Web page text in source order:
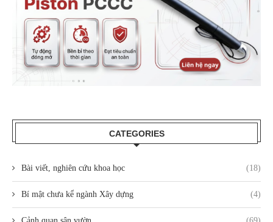
CATEGORIES
Bài viết, nghiên cứu khoa học (18)
Bí mật chưa kể ngành Xây dựng (4)